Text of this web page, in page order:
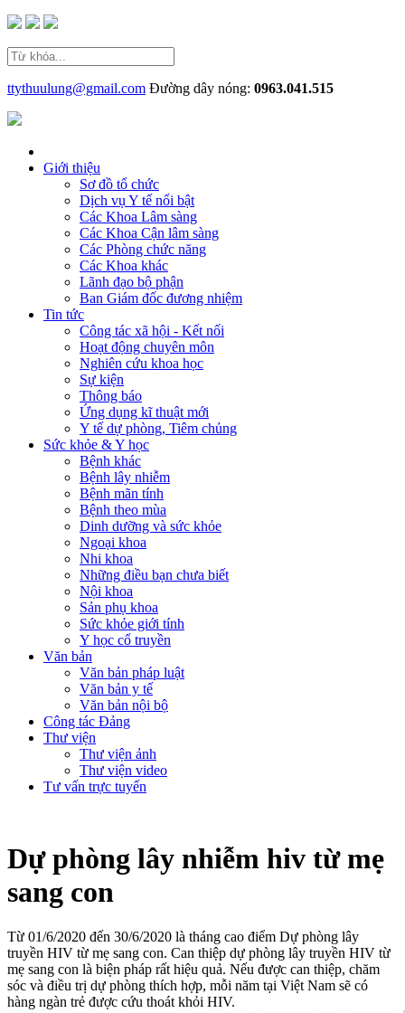
ttythuulung@gmail.com Đường dây nóng: 0963.041.515
Giới thiệu
Sơ đồ tổ chức
Dịch vụ Y tế nổi bật
Các Khoa Lâm sàng
Các Khoa Cận lâm sàng
Các Phòng chức năng
Các Khoa khác
Lãnh đạo bộ phận
Ban Giám đốc đương nhiệm
Tin tức
Công tác xã hội - Kết nối
Hoạt động chuyên môn
Nghiên cứu khoa học
Sự kiện
Thông báo
Ứng dụng kĩ thuật mới
Y tế dự phòng, Tiêm chủng
Sức khỏe & Y học
Bệnh khác
Bệnh lây nhiễm
Bệnh mãn tính
Bệnh theo mùa
Dinh dưỡng và sức khỏe
Ngoại khoa
Nhi khoa
Những điều bạn chưa biết
Nội khoa
Sản phụ khoa
Sức khỏe giới tính
Y học cổ truyền
Văn bản
Văn bản pháp luật
Văn bản y tế
Văn bản nội bộ
Công tác Đảng
Thư viện
Thư viện ảnh
Thư viện video
Tư vấn trực tuyến
Dự phòng lây nhiễm hiv từ mẹ
sang con
Từ 01/6/2020 đến 30/6/2020 là tháng cao điểm Dự phòng lây
truyền HIV từ mẹ sang con. Can thiệp dự phòng lây truyền HIV từ
mẹ sang con là biện pháp rất hiệu quả. Nếu được can thiệp, chăm
sóc và điều trị dự phòng thích hợp, mỗi năm tại Việt Nam sẽ có
hàng ngàn trẻ được cứu thoát khỏi HIV.